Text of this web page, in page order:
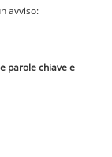
avviso:
parole chiave e